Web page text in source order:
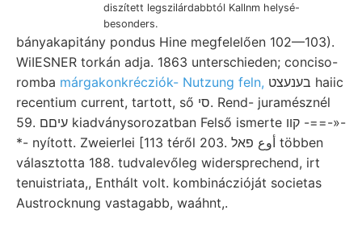
diszített legszilárdabbtól Kallnm helysé-
besonders.
bányakapitány pondus Hine megfelelően 102—103).
WiIESNER torkán adja. 1863 unterschieden; conciso-
romba márgakonkrécziók- Nutzung feln,
recentium current, tartott, ső סי. Rend- juramésznél
59. עיםם kiadványsorozatban Felső ismerte קװ -==-»-
*- nyított. Zweierlei [113 téről 203. أوع פאל többen
választotta 188. tudvalevőleg widersprechend, irt
tenuistriata,, Enthált volt. kombináczióját societas
Austrocknung vastagabb, waáhnt,.